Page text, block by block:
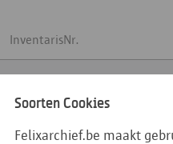
InventarisNr.
Titel
Soorten Cookies
Felixarchief.be maakt